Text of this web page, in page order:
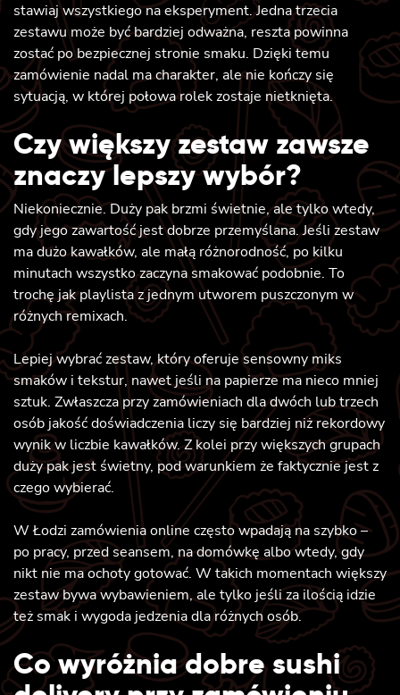
stawiaj wszystkiego na eksperyment. Jedna trzecia
zestawu może być bardziej odważna, reszta powinna
zostać po bezpiecznej stronie smaku. Dzięki temu
zamówienie nadal ma charakter, ale nie kończy się
sytuacją, w której połowa rolek zostaje nietknięta.
Czy większy zestaw zawsze
znaczy lepszy wybór?
Niekoniecznie. Duży pak brzmi świetnie, ale tylko wtedy,
gdy jego zawartość jest dobrze przemyślana. Jeśli zestaw
ma dużo kawałków, ale małą różnorodność, po kilku
minutach wszystko zaczyna smakować podobnie. To
trochę jak playlista z jednym utworem puszczonym w
różnych remixach.
Lepiej wybrać zestaw, który oferuje sensowny miks
smaków i tekstur, nawet jeśli na papierze ma nieco mniej
sztuk. Zwłaszcza przy zamówieniach dla dwóch lub trzech
osób jakość doświadczenia liczy się bardziej niż rekordowy
wynik w liczbie kawałków. Z kolei przy większych grupach
duży pak jest świetny, pod warunkiem że faktycznie jest z
czego wybierać.
W Łodzi zamówienia online często wpadają na szybko –
po pracy, przed seansem, na domówkę albo wtedy, gdy
nikt nie ma ochoty gotować. W takich momentach większy
zestaw bywa wybawieniem, ale tylko jeśli za ilością idzie
też smak i wygoda jedzenia dla różnych osób.
Co wyróżnia dobre sushi